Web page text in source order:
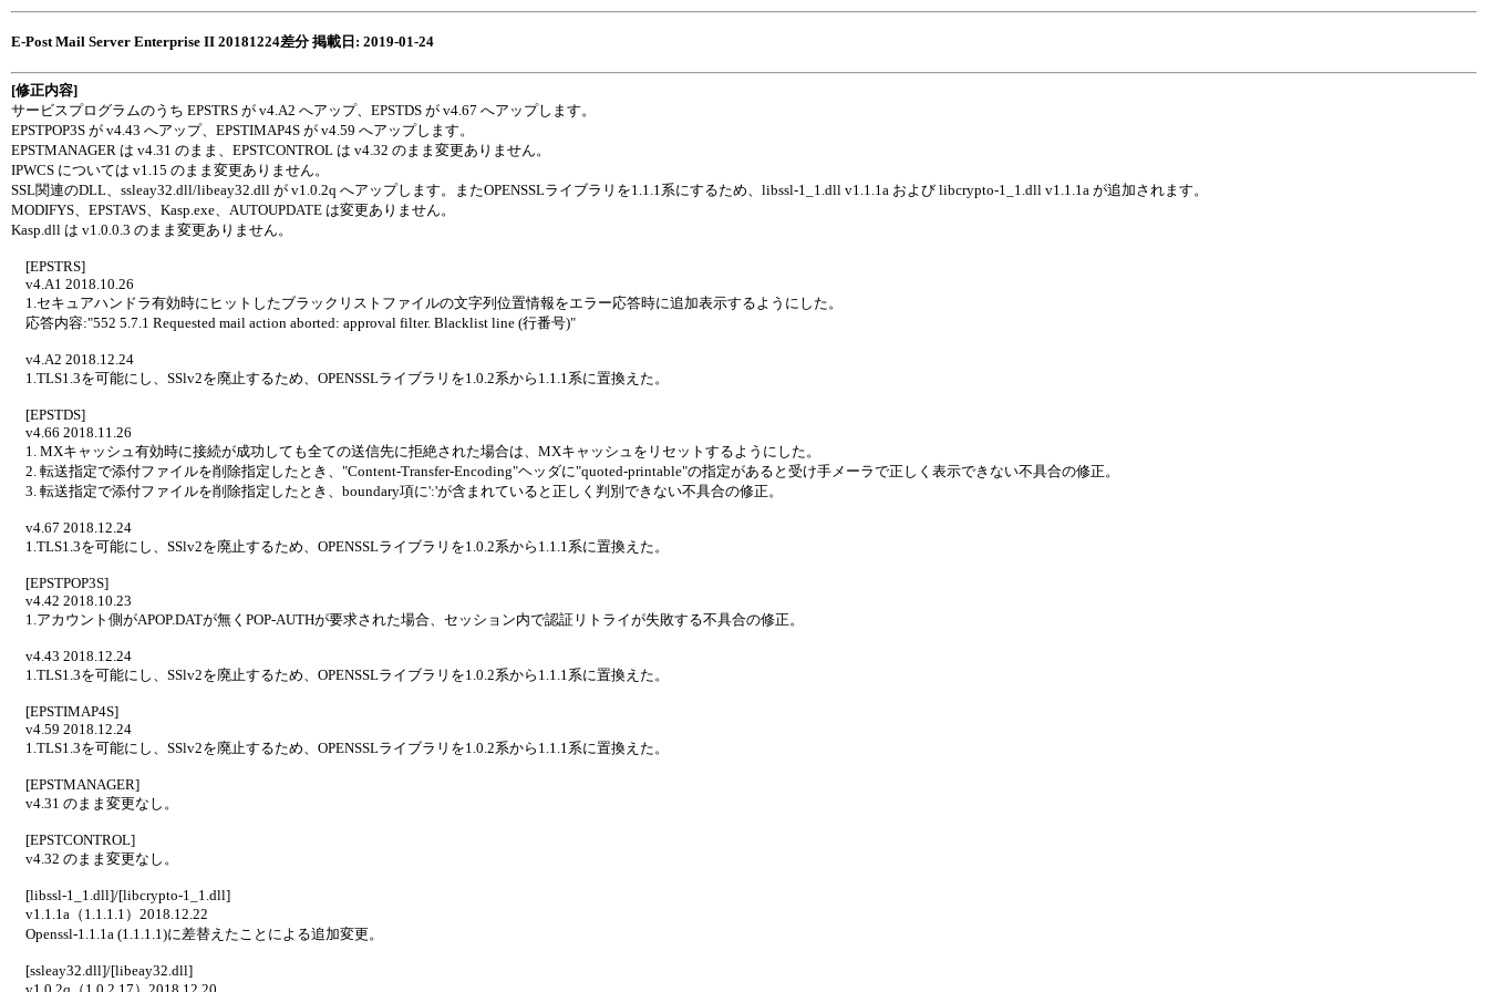
E-Post Mail Server Enterprise II 20181224差分 掲載日: 2019-01-24
[修正内容]
サービスプログラムのうち EPSTRS が v4.A2 へアップ、EPSTDS が v4.67 へアップします。
EPSTPOP3S が v4.43 へアップ、EPSTIMAP4S が v4.59 へアップします。
EPSTMANAGER は v4.31 のまま、EPSTCONTROL は v4.32 のまま変更ありません。
IPWCS については v1.15 のまま変更ありません。
SSL関連のDLL、ssleay32.dll/libeay32.dll が v1.0.2q へアップします。またOPENSSLライブラリを1.1.1系にするため、libssl-1_1.dll v1.1.1a および libcrypto-1_1.dll v1.1.1a が追加されます。
MODIFYS、EPSTAVS、Kasp.exe、AUTOUPDATE は変更ありません。
Kasp.dll は v1.0.0.3 のまま変更ありません。
[EPSTRS]
v4.A1 2018.10.26
1.セキュアハンドラ有効時にヒットしたブラックリストファイルの文字列位置情報をエラー応答時に追加表示するようにした。
応答内容:"552 5.7.1 Requested mail action aborted: approval filter. Blacklist line (行番号)"
v4.A2 2018.12.24
1.TLS1.3を可能にし、SSlv2を廃止するため、OPENSSLライブラリを1.0.2系から1.1.1系に置換えた。
[EPSTDS]
v4.66 2018.11.26
1. MXキャッシュ有効時に接続が成功しても全ての送信先に拒絶された場合は、MXキャッシュをリセットするようにした。
2. 転送指定で添付ファイルを削除指定したとき、"Content-Transfer-Encoding"ヘッダに"quoted-printable"の指定があると受け手メーラで正しく表示できない不具合の修正。
3. 転送指定で添付ファイルを削除指定したとき、boundary項に':'が含まれていると正しく判別できない不具合の修正。
v4.67 2018.12.24
1.TLS1.3を可能にし、SSlv2を廃止するため、OPENSSLライブラリを1.0.2系から1.1.1系に置換えた。
[EPSTPOP3S]
v4.42 2018.10.23
1.アカウント側がAPOP.DATが無くPOP-AUTHが要求された場合、セッション内で認証リトライが失敗する不具合の修正。
v4.43 2018.12.24
1.TLS1.3を可能にし、SSlv2を廃止するため、OPENSSLライブラリを1.0.2系から1.1.1系に置換えた。
[EPSTIMAP4S]
v4.59 2018.12.24
1.TLS1.3を可能にし、SSlv2を廃止するため、OPENSSLライブラリを1.0.2系から1.1.1系に置換えた。
[EPSTMANAGER]
v4.31 のまま変更なし。
[EPSTCONTROL]
v4.32 のまま変更なし。
[libssl-1_1.dll]/[libcrypto-1_1.dll]
v1.1.1a（1.1.1.1）2018.12.22
Openssl-1.1.1a (1.1.1.1)に差替えたことによる追加変更。
[ssleay32.dll]/[libeay32.dll]